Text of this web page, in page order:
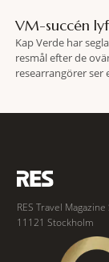
VM-succén
Kap Verde har
resmål efter de
researrangörer
RES Travel
11121 Stockholm